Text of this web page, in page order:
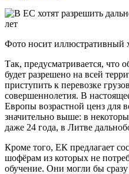
Фото носит иллюстративный
Так, предусматривается, что
будет разрешено на всей
приступить к перевозке
совершеннолетия. В
Европы возрастной ценз для
значительно выше: в
даже 24 года, в Литве
Кроме того, ЕК предлагает
шофёрам из которых не
обучение. Они могли бы сразу